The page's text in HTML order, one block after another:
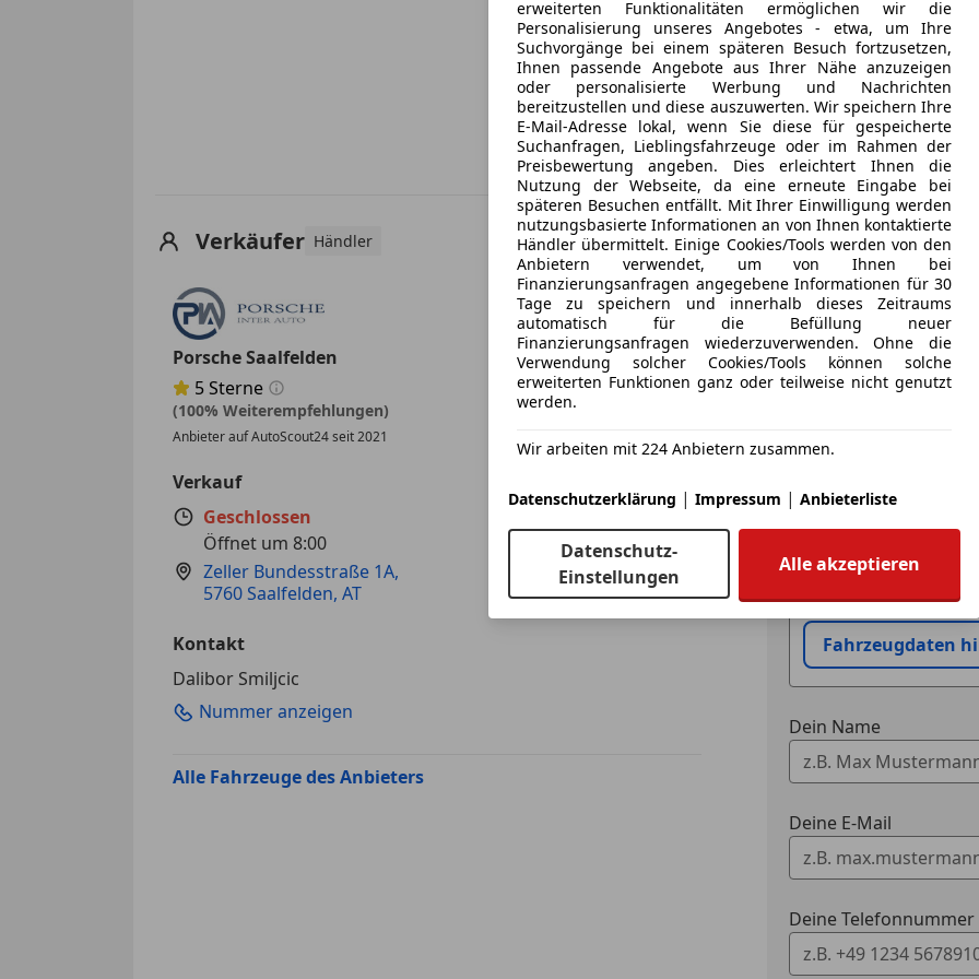
Freischaden-Gutschein ab Stufe 0
Auto einfach online versichern & Rabatt holen
Jetzt berechnen
Verkäufer Händler
Porsche Saalfelden
Sternebewertung 5 von 5
5Sterne
(100% Weiterempfehlungen)
Anbieter auf AutoScout24 seit 2021
Verkauf
Geschlossen
Öffnet um 8:00
Zeller Bundesstraße 1A,
5760 Saalfelden, AT
Kontakt
Dalibor Smiljcic
Nummer anzeigen
Alle Fahrzeuge des Anbieters
Anbieter
Deine Nachricht
Eintauschwagen:
Ich möchte mein
Fahrzeugdaten
Dein Name
Deine E-Mail
Deine
erweiterten Funktionalitäten ermöglichen wir die
Personalisierung unseres Angebotes - etwa, um Ihre
Suchvorgänge bei einem späteren Besuch fortzusetzen,
Ihnen passende Angebote aus Ihrer Nähe anzuzeigen
oder personalisierte Werbung und Nachrichten
bereitzustellen und diese auszuwerten. Wir speichern Ihre
E-Mail-Adresse lokal, wenn Sie diese für gespeicherte
Suchanfragen, Lieblingsfahrzeuge oder im Rahmen der
Preisbewertung angeben. Dies erleichtert Ihnen die
Nutzung der Webseite, da eine erneute Eingabe bei
späteren Besuchen entfällt. Mit Ihrer Einwilligung werden
nutzungsbasierte Informationen an von Ihnen kontaktierte
Händler übermittelt. Einige Cookies/Tools werden von den
Anbietern verwendet, um von Ihnen bei
Finanzierungsanfragen angegebene Informationen für 30
Tage zu speichern und innerhalb dieses Zeitraums
automatisch für die Befüllung neuer
Finanzierungsanfragen wiederzuverwenden. Ohne die
Verwendung solcher Cookies/Tools können solche
erweiterten Funktionen ganz oder teilweise nicht genutzt
werden.
Wir arbeiten mit 224 Anbietern zusammen.
Datenschutzerklärung | Impressum | Anbieterliste
Datenschutz-
Einstellungen
Alle akzeptieren